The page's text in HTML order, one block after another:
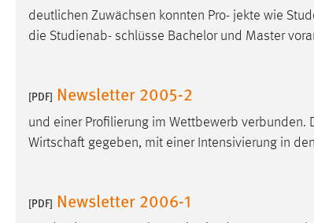
deutlichen Zuwächsen konnten Pro- jekte wie
die Studienab- schlüsse Bachelor und Master
[PDF] Newsletter 2005-2
und einer Profilierung im Wettbewerb
Wirtschaft gegeben, mit einer Intensivierung in
[PDF] Newsletter 2006-1